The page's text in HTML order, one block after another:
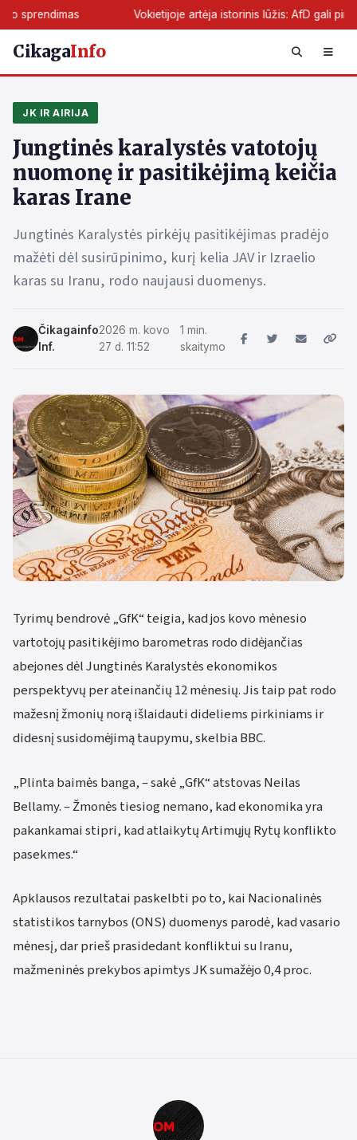
Vokietijoje artėja istorinis lūžis: AfD gali pirmą kartą
CikagaInfo
JK IR AIRIJA
Jungtinės karalystės vatotojų
nuomonę ir pasitikėjimą keičia
karas Irane
Jungtinės Karalystės pirkėjų pasitikėjimas pradėjo
mažėti dėl susirūpinimo, kurį kelia JAV ir Izraelio
karas su Iranu, rodo naujausi duomenys.
Čikagainfo
Inf.
2026 m. kovo
27 d. 11:52
1 min.
skaitymo
Tyrimų bendrovė „GfK“ teigia, kad jos kovo mėnesio
vartotojų pasitikėjimo barometras rodo didėjančias
abejones dėl Jungtinės Karalystės ekonomikos
perspektyvų per ateinančių 12 mėnesių. Jis taip pat rodo
mažesnį žmonių norą išlaidauti dideliems pirkiniams ir
didesnį susidomėjimą taupymu, skelbia BBC.
„Plinta baimės banga, – sakė „GfK“ atstovas Neilas
Bellamy. – Žmonės tiesiog nemano, kad ekonomika yra
pakankamai stipri, kad atlaikytų Artimųjų Rytų konflikto
pasekmes.“
Apklausos rezultatai paskelbti po to, kai Nacionalinės
statistikos tarnybos (ONS) duomenys parodė, kad vasario
mėnesį, dar prieš prasidedant konfliktui su Iranu,
mažmeninės prekybos apimtys JK sumažėjo 0,4 proc.